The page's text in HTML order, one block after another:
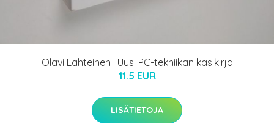
Olavi Lähteinen : Uusi PC-tekniikan käsikirja
11.5 EUR
LISÄTIETOJA